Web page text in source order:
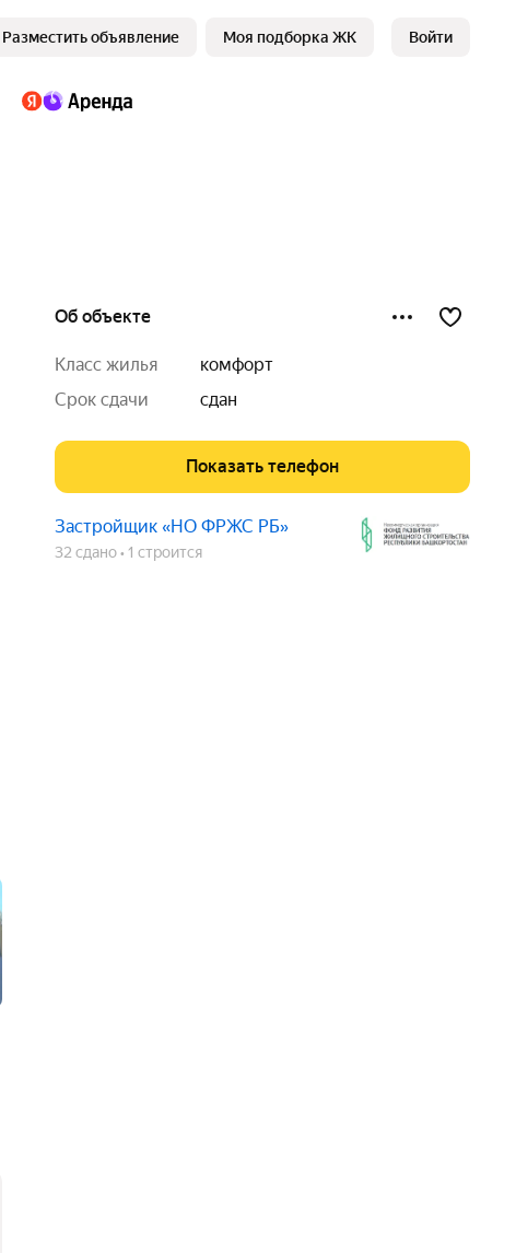
Разместить объявление Моя подборка ЖК Войти
Об объекте
класс жилья
комфорт
срок сдачи
сдан
Показать телефон
Застройщик «НО ФРЖС РБ»
32 сдано 1 строится